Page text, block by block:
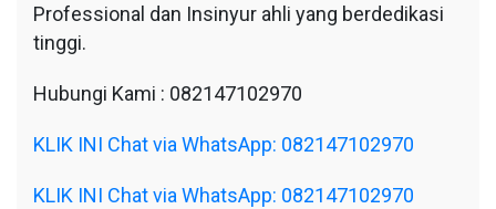
Professional dan Insinyur ahli yang berdedikasi
tinggi.
Hubungi Kami : 082147102970
KLIK INI Chat via WhatsApp: 082147102970
KLIK INI Chat via WhatsApp: 082147102970